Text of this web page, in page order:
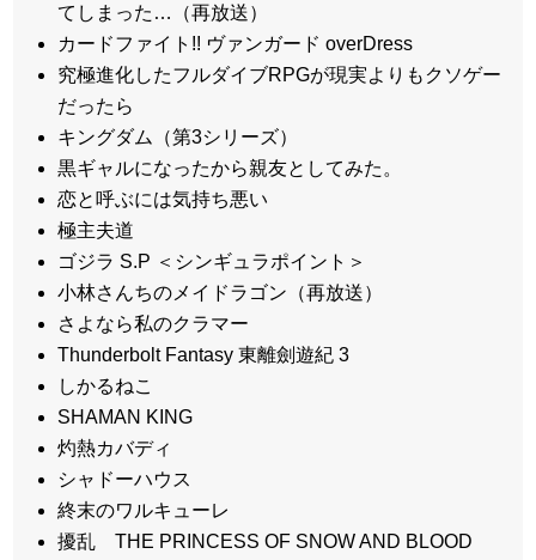
てしまった…（再放送）
カードファイト!! ヴァンガード overDress
究極進化したフルダイブRPGが現実よりもクソゲー
だったら
キングダム（第3シリーズ）
黒ギャルになったから親友としてみた。
恋と呼ぶには気持ち悪い
極主夫道
ゴジラ S.P ＜シンギュラポイント＞
小林さんちのメイドラゴン（再放送）
さよなら私のクラマー
Thunderbolt Fantasy 東離劍遊紀 3
しかるねこ
SHAMAN KING
灼熱カバディ
シャドーハウス
終末のワルキューレ
擾乱 THE PRINCESS OF SNOW AND BLOOD